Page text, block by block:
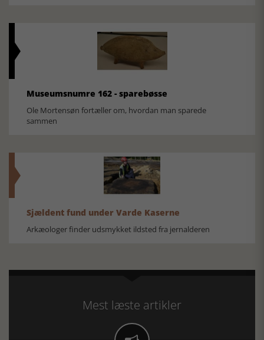
Museumsnumre 162 - sparebøsse
Ole Mortensøn fortæller om, hvordan man sparede
sammen
Sjældent fund under Varde Kaserne
Arkæologer finder udsmykket ildsted fra jernalderen
Mest læste artikler